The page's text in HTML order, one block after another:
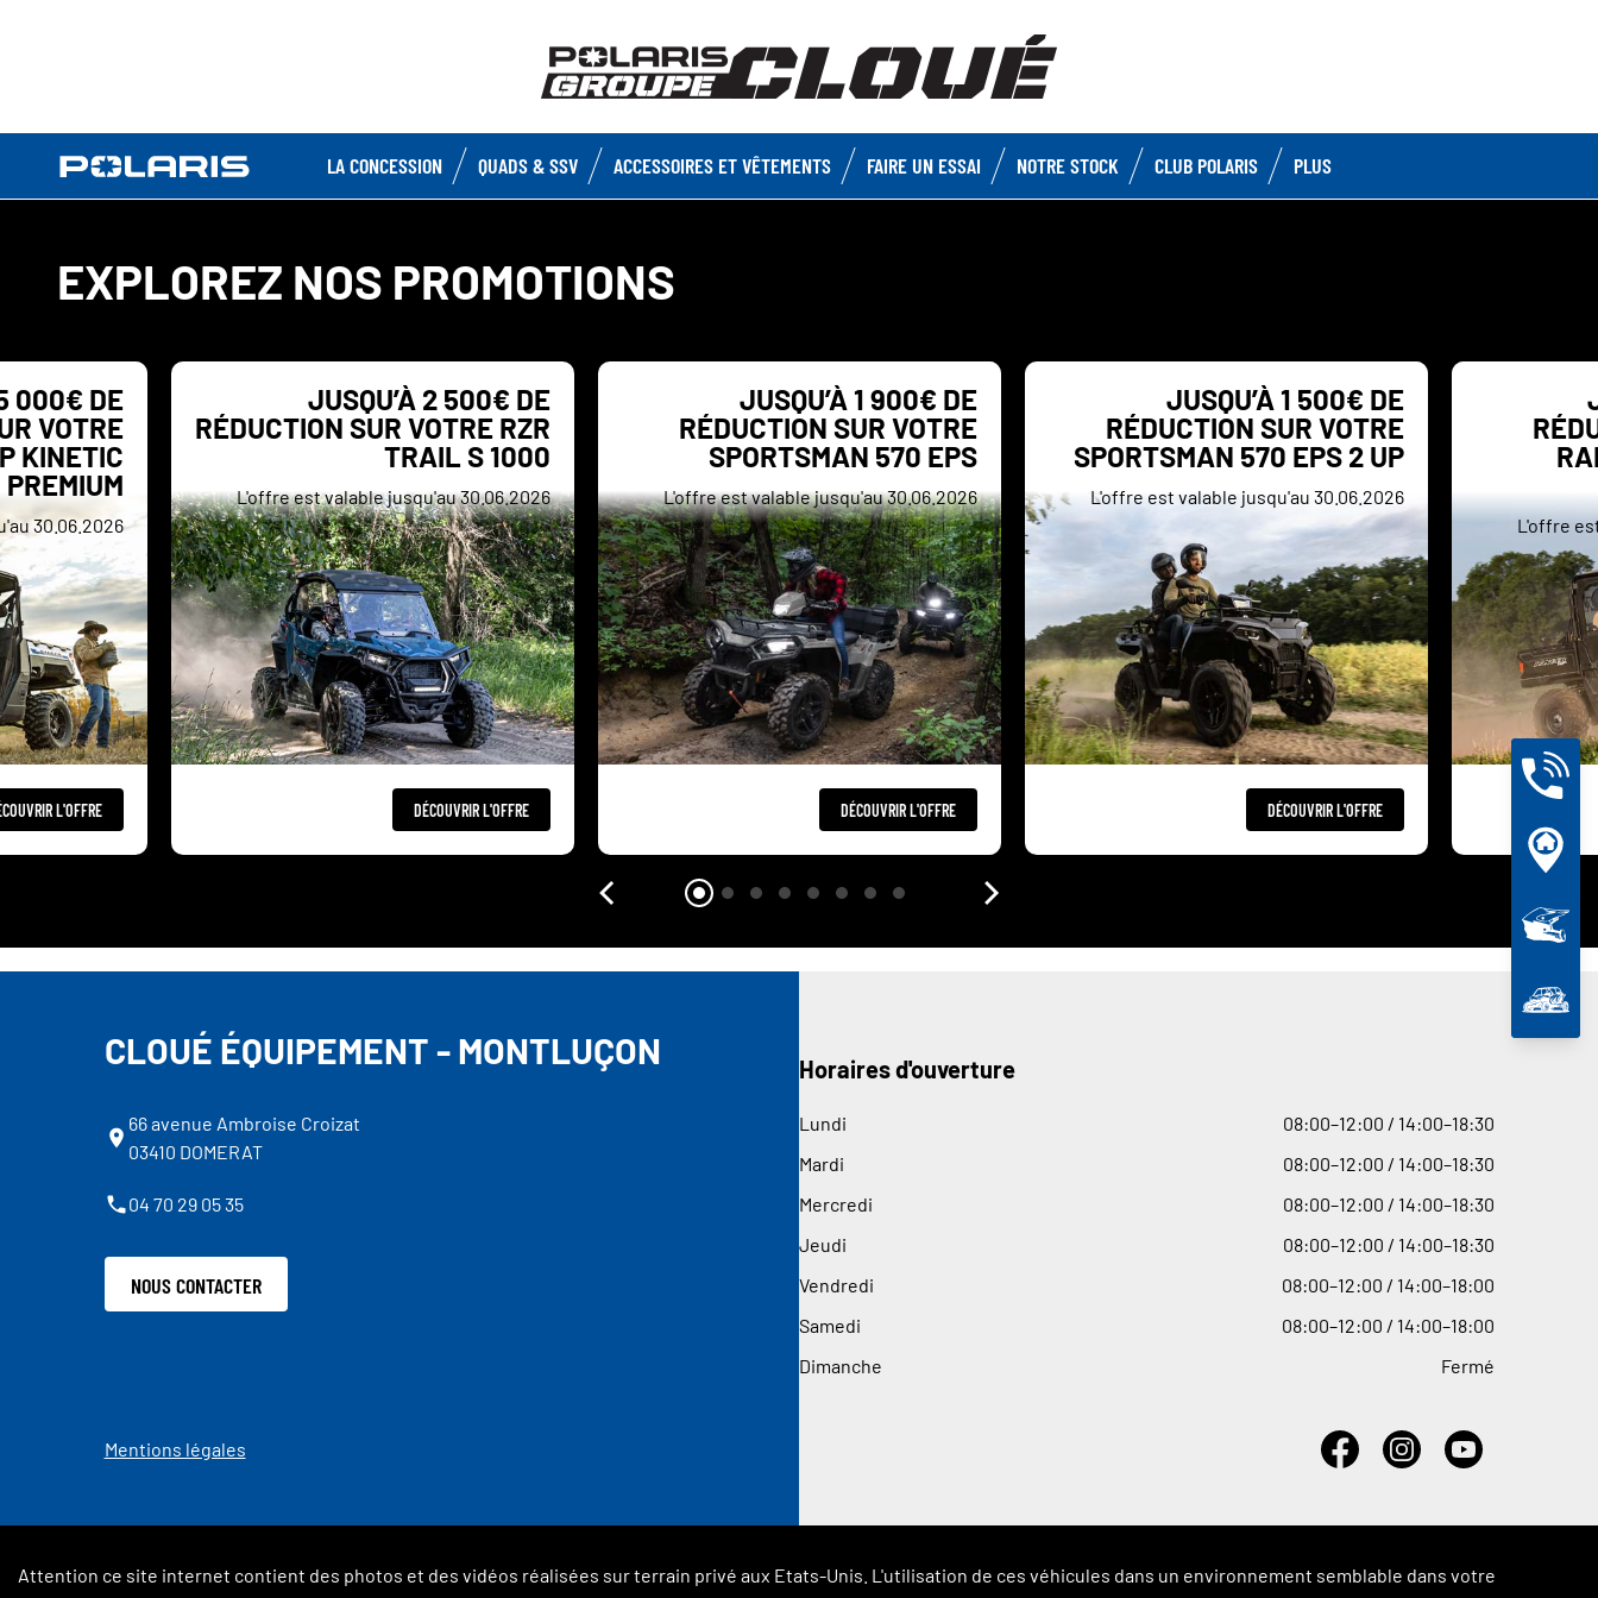
LA CONCESSION QUADS & SSV ACCESSOIRES ET VÊTEMENTS FAIRE UN ESSAI NOTRE STOCK CLUB POLARIS PLUS
EXPLOREZ NOS PROMOTIONS
000€ DE
VOTRE
KINETIC
PREMIUM
30.06.2026
L'OFFRE
JUSQU’À 2 500€ DE
RÉDUCTION SUR VOTRE RZR
TRAIL S 1000
L'offre est valable jusqu'au 30.06.2026
DÉCOUVRIR L'OFFRE
JUSQU’À 1 900€ DE
RÉDUCTION SUR VOTRE
SPORTSMAN 570 EPS
L'offre est valable jusqu'au 30.06.2026
DÉCOUVRIR L'OFFRE
JUSQU’À 1 500€ DE
RÉDUCTION SUR VOTRE
SPORTSMAN 570 EPS 2 UP
L'offre est valable jusqu'au 30.06.2026
DÉCOUVRIR L'OFFRE
L'offre
CLOUÉ ÉQUIPEMENT - MONTLUÇON
66 avenue Ambroise Croizat
03410 DOMERAT
04 70 29 05 35
NOUS CONTACTER
Horaires d'ouverture
Lundi 08:00–12:00 / 14:00–18:30
Mardi
08:00–12:00 / 14:00–18:30
Mercredi
08:00–12:00 / 14:00–18:30
Jeudi
08:00–12:00 / 14:00–18:30
Vendredi
08:00–12:00 / 14:00–18:00
Samedi
08:00–12:00 / 14:00–18:00
Dimanche
Fermé
Mentions légales
Attention ce site internet contient des photos et des vidéos réalisées sur terrain privé aux Etats-Unis. L'utilisation de ces véhicules dans un environnement semblable dans votre